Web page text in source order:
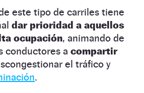
este tipo de carriles tiene
dar prioridad a aquellos
ocupación, animando de
conductores a compartir
el tráfico y
.